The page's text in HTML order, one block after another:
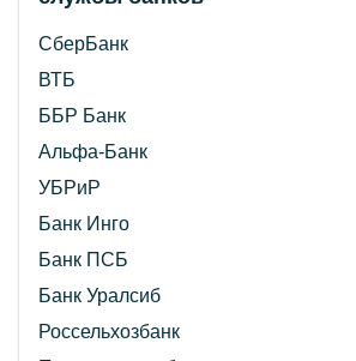
СберБанк
ВТБ
ББР Банк
Альфа-Банк
УБРиР
Банк Инго
Банк ПСБ
Банк Уралсиб
Россельхозбанк